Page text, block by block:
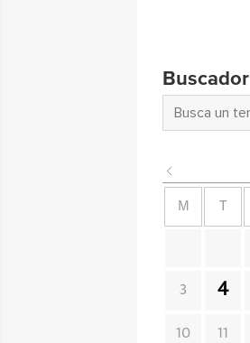
Buscador
M
3 4
10 11